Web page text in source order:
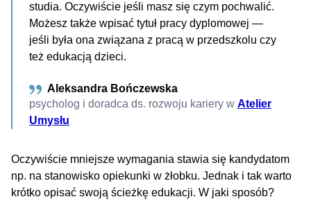
studia. Oczywiście jeśli masz się czym pochwalić.
Możesz także wpisać tytuł pracy dyplomowej —
jeśli była ona związana z pracą w przedszkolu czy
też edukacją dzieci.
Aleksandra Bończewska
psycholog i doradca ds. rozwoju kariery w Atelier
Umysłu
Oczywiście mniejsze wymagania stawia się kandydatom
np. na stanowisko opiekunki w żłobku. Jednak i tak warto
krótko opisać swoją ścieżkę edukacji. W jaki sposób?